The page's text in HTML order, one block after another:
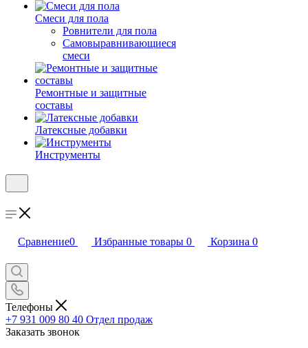
Смеси для пола
Ровнители для пола
Самовыравнивающиеся
смеси
Ремонтные и защитные
составы
Латексные добавки
Инструменты
Сравнение0 Избранные товары 0 Корзина 0
Телефоны
+7 931 009 80 40 Отдел продаж
Заказать звонок